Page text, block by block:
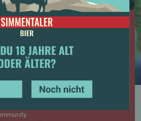
so einem Grossanlass auch physische
wir dir mit folgendem Package:
NO